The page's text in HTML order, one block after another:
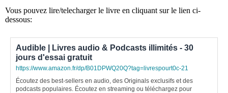
Vous pouvez lire/telecharger le livre en cliquant sur le lien ci-
dessous:
Audible | Livres audio & Podcasts illimités - 30
jours d'essai gratuit
https://www.amazon.fr/dp/B01DPWQ20Q?tag=livrespourt0c-21
Écoutez des best-sellers en audio, des Originals exclusifs et des
podcasts populaires. Écoutez en streaming ou téléchargez pour